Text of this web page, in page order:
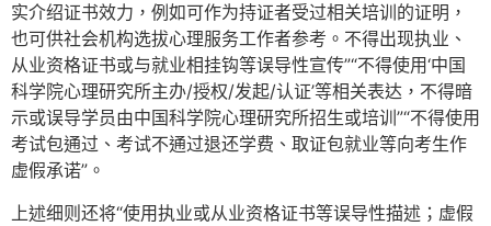
实介绍证书效力，例如可作为持证者受过相关培训的证明，
也可供社会机构选拔心理服务工作者参考。不得出现执业、
从业资格证书或与就业相挂钩等误导性宣传”“不得使用‘中国
科学院心理研究所主办/授权/发起/认证’等相关表达，不得暗
示或误导学员由中国科学院心理研究所招生或培训”“不得使用
考试包通过、考试不通过退还学费、取证包就业等向考生作
虚假承诺”。
上述细则还将“使用执业或从业资格证书等误导性描述；虚假